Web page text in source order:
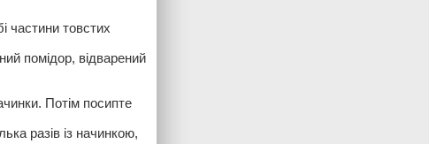
частини товстих
помідор, відварений
Потім посипте
разів із начинкою,